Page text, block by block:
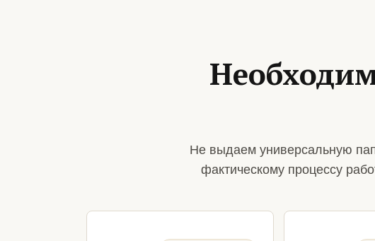
Не выдаем универсальную
фактическому процессу